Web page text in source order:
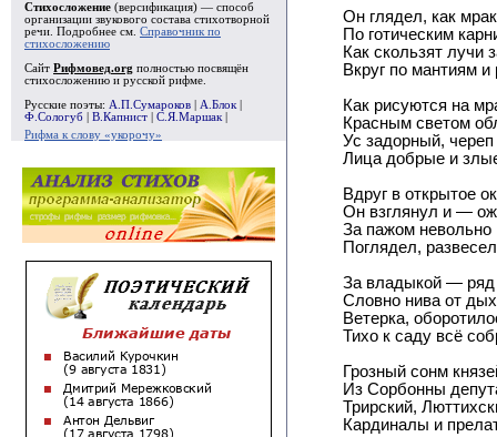
Стихосложение (версификация) — способ
организации звукового состава стихотворной
речи. Подробнее см. Справочник по
стихосложению
Сайт Рифмовед.org полностью посвящён
стихосложению и русской рифме.
Русские поэты: А.П.Сумароков А.Блок
Ф.Сологуб
В.Капнист С.Я.Маршак
Рифма к слову «укорочу»
Он глядел, как мрак
По готическим
Как скользят лучи
Вкруг по мантиям и
Как рисуются на
Красным светом
Ус задорный,
Лица добрые и
Вдруг в открытое
Он взглянул и —
За пажом невольно
Поглядел,
За владыкой — ряд
Словно нива от
Ветерка,
Тихо к саду всё
Грозный сонм
Из Сорбонны
Трирский,
Кардиналы и